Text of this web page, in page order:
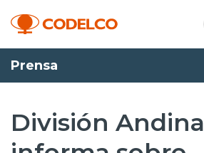
Transparencia activa
Prensa
División Andina